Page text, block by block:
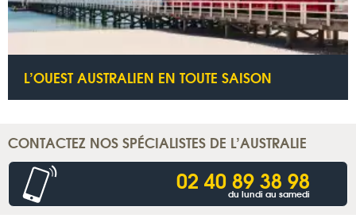
L’OUEST AUSTRALIEN EN TOUTE SAISON
CONTACTEZ NOS SPÉCIALISTES DE L’AUSTRALIE
02 40 89 38 98
du lundi au samedi